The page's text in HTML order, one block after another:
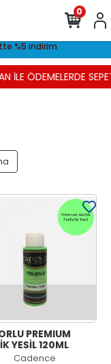
%5 indirim
İLE ÖDEMELERDE
0
PREMIUM
YEŞİL 120ML
Cadence